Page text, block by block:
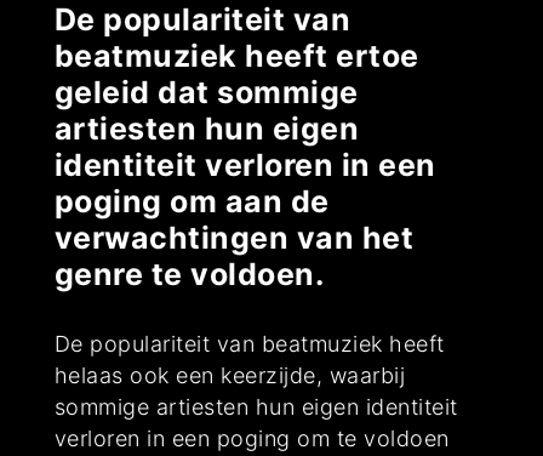
De populariteit van
beatmuziek heeft ertoe
geleid dat sommige
artiesten hun eigen
identiteit verloren in een
poging om aan de
verwachtingen van het
genre te voldoen.
De populariteit van beatmuziek heeft
helaas ook een keerzijde, waarbij
sommige artiesten hun eigen identiteit
verloren in een poging om te voldoen